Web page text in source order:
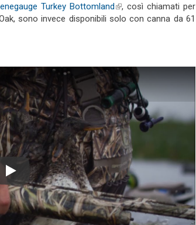
external) Turkey Bottomland(link is external)
, così chiamati per
sono invece disponibili solo con canna da 61
Play